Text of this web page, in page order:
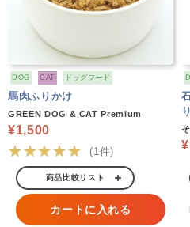
DOG CAT ドッグフード
馬肉ふりかけ
GREEN DOG & CAT Premium
¥1,500
★★★★★ (1件)
商品比較リスト
カートに入れる